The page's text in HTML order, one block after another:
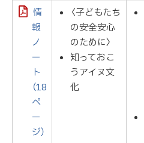
情
報
ノ
ー
ト
（18
ペ
ー
ジ）
〈子どもたち
の安全安心
のために〉
知っておこ
うアイヌ文
化